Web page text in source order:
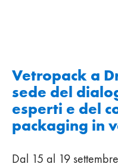
Vetropack a
sede del
esperti e del
packaging in
Dal 15 al 19